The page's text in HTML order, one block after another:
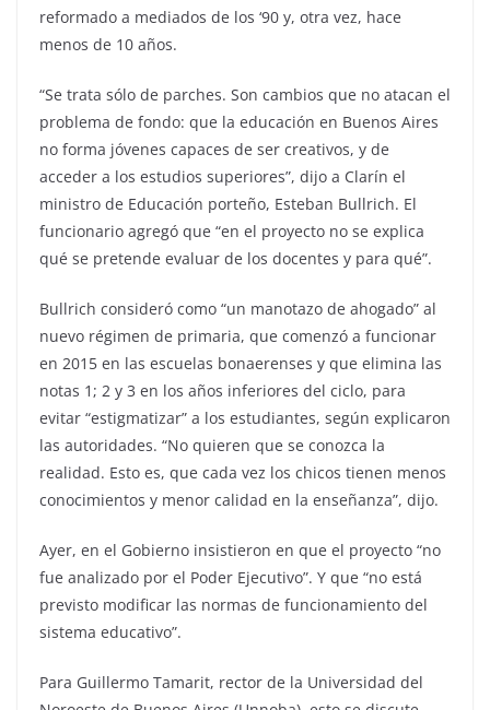
reformado a mediados de los ‘90 y, otra vez, hace
menos de 10 años.
“Se trata sólo de parches. Son cambios que no atacan el
problema de fondo: que la educación en Buenos Aires
no forma jóvenes capaces de ser creativos, y de
acceder a los estudios superiores”, dijo a Clarín el
ministro de Educación porteño, Esteban Bullrich. El
funcionario agregó que “en el proyecto no se explica
qué se pretende evaluar de los docentes y para qué”.
Bullrich consideró como “un manotazo de ahogado” al
nuevo régimen de primaria, que comenzó a funcionar
en 2015 en las escuelas bonaerenses y que elimina las
notas 1; 2 y 3 en los años inferiores del ciclo, para
evitar “estigmatizar” a los estudiantes, según explicaron
las autoridades. “No quieren que se conozca la
realidad. Esto es, que cada vez los chicos tienen menos
conocimientos y menor calidad en la enseñanza”, dijo.
Ayer, en el Gobierno insistieron en que el proyecto “no
fue analizado por el Poder Ejecutivo”. Y que “no está
previsto modificar las normas de funcionamiento del
sistema educativo”.
Para Guillermo Tamarit, rector de la Universidad del